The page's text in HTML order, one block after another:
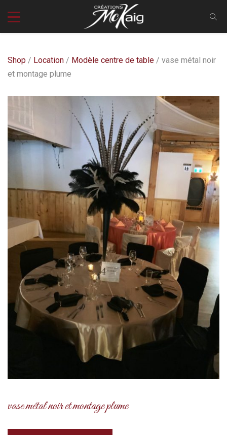
Shop / Location / Modèle centre de table / vase métal noir
et montage plume
vase métal noir et montage plume